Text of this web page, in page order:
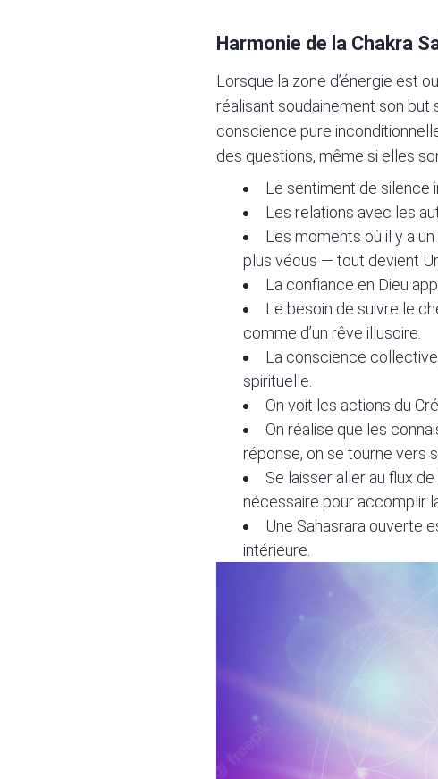
Harmonie de la Chakra
Lorsque la zone d’énergie est
réalisant soudainement son but
conscience pure
des questions, même si elles
Le sentiment de silence
Les relations avec les
Les moments où il y a
plus vécus — tout devient
La confiance en Dieu
Le besoin de suivre le
comme d’un rêve illusoire.
La conscience
spirituelle.
On voit les actions du
On réalise que les
réponse, on se tourne vers
Se laisser aller au flux
nécessaire pour accomplir
Une Sahasrara ouverte
intérieure.